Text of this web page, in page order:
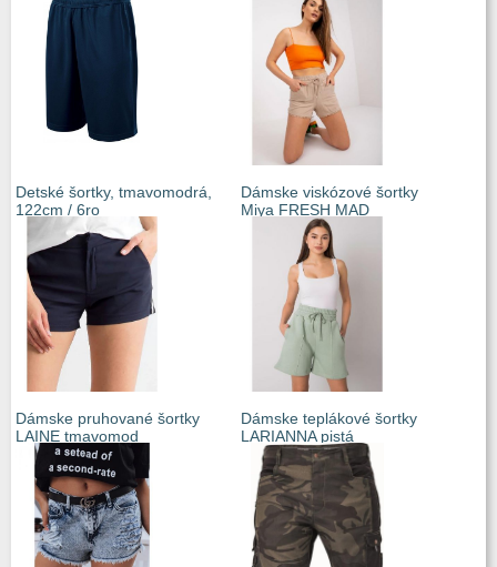
Detské šortky, tmavomodrá,
122cm / 6ro
Dámske viskózové šortky
Miya FRESH MAD
Dámske pruhované šortky
LAINE tmavomod
Dámske teplákové šortky
LARIANNA pistá